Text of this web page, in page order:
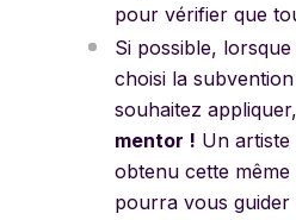
pour vérifier que
Si possible,
choisi la
souhaitez appliquer,
mentor ! Un artiste
obtenu cette
pourra vous guider